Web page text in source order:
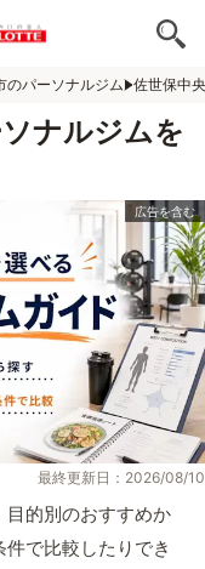
のパーソナルジム 佐世保中
ナルジムを
最終更新日：2026/08/10
的別のおすすめか
で比較したりでき